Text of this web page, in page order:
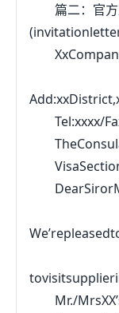
篇二：官方
Tel:xxxx/
Mr./